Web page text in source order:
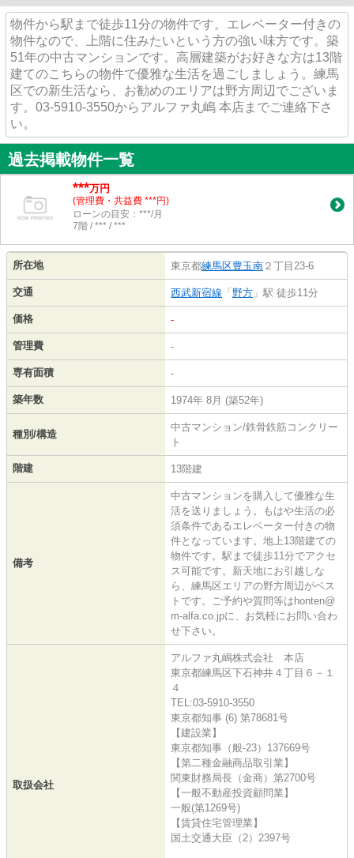
物件から駅まで徒歩11分の物件です。エレベーター付きの
物件なので、上階に住みたいという方の強い味方です。築
51年の中古マンションです。高層建築がお好きな方は13階
建てのこちらの物件で優雅な生活を過ごしましょう。練馬
区での新生活なら、お勧めのエリアは野方周辺でございま
す。03-5910-3550からアルファ丸嶋 本店までご連絡下さ
い。
過去掲載物件一覧
***万円
(管理費・共益費 ***円)
ローンの目安：***/月
7階 / *** / ***
所在地 東京都練馬区豊玉南 ２丁目23-6
交通 西武新宿線 「 野方 」駅 徒歩11分
価格 -
管理費 -
専有面積 -
築年数 1974年 8月 (築52年)
種別/構造
中古マンション/鉄骨鉄筋コンクリー
ト
階建 13階建
備考
中古マンションを購入して優雅な生
活を送りましょう。もはや生活の必
須条件であるエレベーター付きの物
件となっています。地上13階建ての
物件です。駅まで徒歩11分でアクセ
ス可能です。新天地にお引越しな
ら、練馬区エリアの野方周辺がベス
トです。ご予約や質問等はhonten@
m-alfa.co.jpに、お気軽にお問い合わ
せ下さい。
取扱会社
アルファ丸嶋株式会社 本店
東京都練馬区下石神井４丁目６－１
４
TEL:03-5910-3550
東京都知事 (6) 第78681号
【建設業】
東京都知事（般-23）137669号
【第二種金融商品取引業】
関東財務局長（金商）第2700号
【一般不動産投資顧問業】
一般(第1269号)
【賃貸住宅管理業】
国土交通大臣（2）2397号